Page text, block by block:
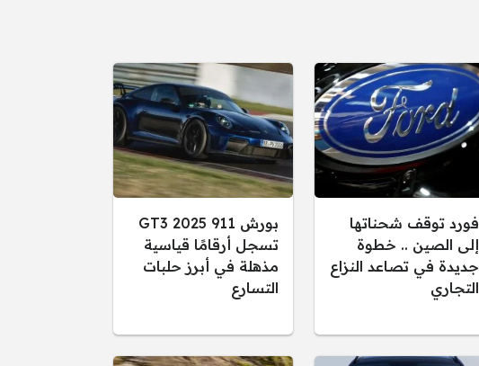
فورد توقف شحناتها
إلى الصين .. خطوة
جديدة في تصاعد النزاع
التجاري
بورش 911 GT3 2025
تسجل أرقامًا قياسية
مذهلة في أبرز حلبات
التسارع